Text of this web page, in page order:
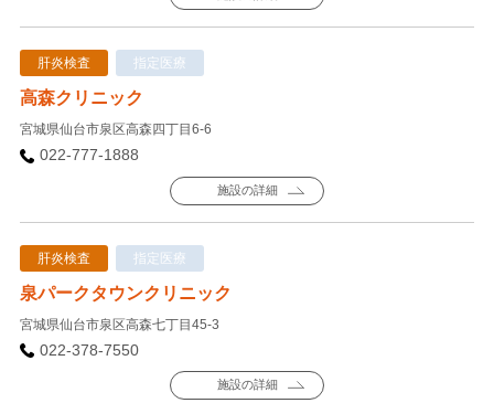
肝炎検査 指定医療
高森クリニック
宮城県仙台市泉区高森四丁目6-6
022-777-1888
施設の詳細
肝炎検査 指定医療
泉パークタウンクリニック
宮城県仙台市泉区高森七丁目45-3
022-378-7550
施設の詳細